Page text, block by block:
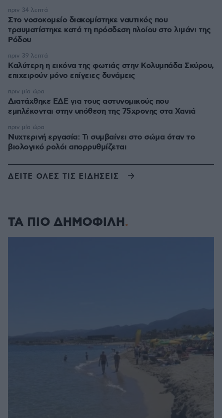
Στο νοσοκομείο διακομίστηκε ναυτικός που
τραυματίστηκε κατά τη πρόσδεση πλοίου στο λιμάνι της
Ρόδου
πριν 34 λεπτά
Καλύτερη η εικόνα της φωτιάς στην Κολυμπάδα Σκύρου,
επιχειρούν μόνο επίγειες δυνάμεις
πριν 39 λεπτά
Διατάχθηκε ΕΔΕ για τους αστυνομικούς που
εμπλέκονται στην υπόθεση της 75χρονης στα Χανιά
πριν μία ώρα
Νυχτερινή εργασία: Τι συμβαίνει στο σώμα όταν το
βιολογικό ρολόι απορρυθμίζεται
πριν μία ώρα
ΔΕΙΤΕ ΟΛΕΣ ΤΙΣ ΕΙΔΗΣΕΙΣ
ΤΑ ΠΙΟ ΔΗΜΟΦΙΛΗ